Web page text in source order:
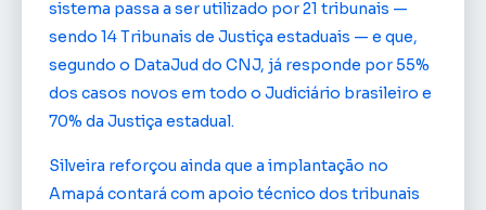
sistema passa a ser utilizado por 21 tribunais —
sendo 14 Tribunais de Justiça estaduais — e que,
segundo o DataJud do CNJ, já responde por 55%
dos casos novos em todo o Judiciário brasileiro e
70% da Justiça estadual.
Silveira reforçou ainda que a implantação no
Amapá contará com apoio técnico dos tribunais